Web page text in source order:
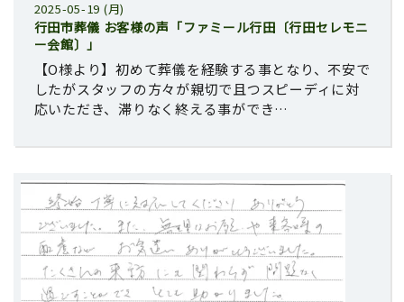
2025-05-19 (月)
行田市葬儀 お客様の声「ファミール行田〔行田セレモニ
ー会館〕」
【O様より】初めて葬儀を経験する事となり、不安で
したがスタッフの方々が親切で且つスピーディに対
応いただき、滞りなく終える事ができ…